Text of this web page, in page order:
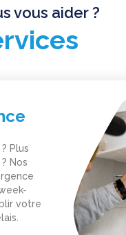
vous aider ?
Plus
Nos
votre